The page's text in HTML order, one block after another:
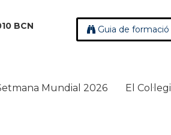
BCN Guia de formació
Mundial 2026 El Col·legi